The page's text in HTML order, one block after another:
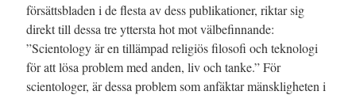
försättsbladen i de flesta av dess publikationer, riktar sig
direkt till dessa tre yttersta hot mot välbefinnande:
”Scientology är en tillämpad religiös filosofi och teknologi
för att lösa problem med anden, liv och tanke.”För
scientologer, är dessa problem som anfäktar mänskligheten i